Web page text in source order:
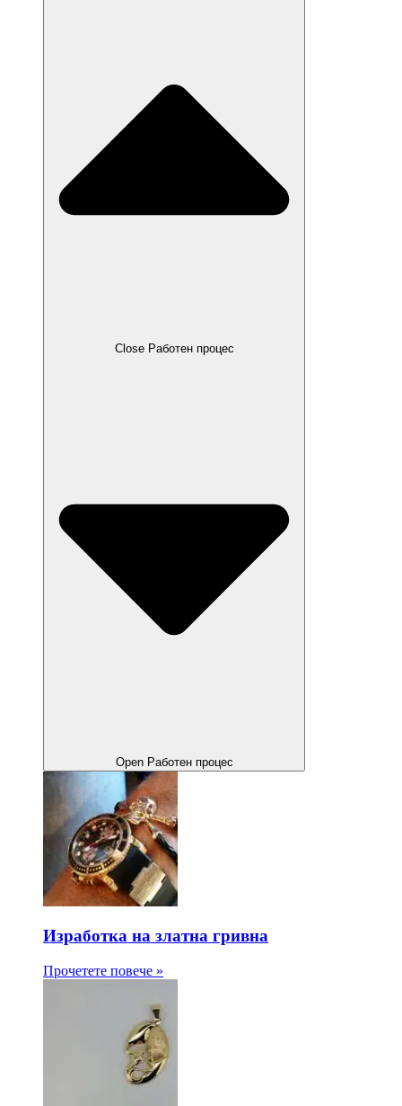
Close Работен процес
Open Работен процес
Изработка на златна гривна
Прочетете повече »